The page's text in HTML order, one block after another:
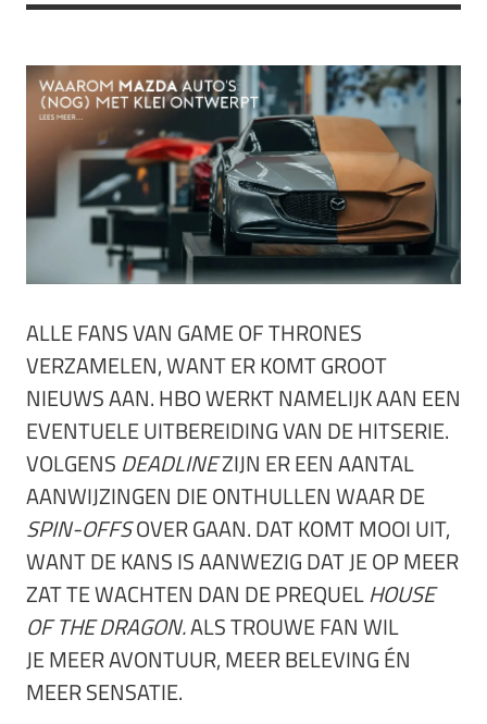
ALLE FANS VAN GAME OF THRONES
VERZAMELEN, WANT ER KOMT GROOT
NIEUWS AAN. HBO WERKT NAMELIJK AAN EEN
EVENTUELE UITBEREIDING VAN DE HITSERIE.
VOLGENSDEADLINEZIJN ER EEN AANTAL
AANWIJZINGEN DIE ONTHULLEN WAAR DE
SPIN-OFFSOVER GAAN. DAT KOMT MOOI UIT,
WANT DE KANS IS AANWEZIG DAT JE OP MEER
ZAT TE WACHTEN DAN DE PREQUELHOUSE
OF THE DRAGON.ALS TROUWE FAN WIL
JE MEER AVONTUUR, MEER BELEVING ÉN
MEER SENSATIE.